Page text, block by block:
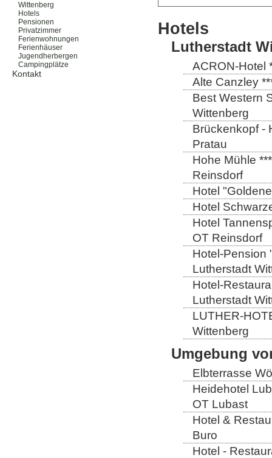
Wittenberg
Hotels
Pensionen
Privatzimmer
Ferienwohnungen
Ferienhäuser
Jugendherbergen
Campingplätze
Kontakt
Hotels
Lutherstadt
ACRON-Hotel
Alte Canzley
Best Western
Wittenberg
Brückenkopf -
Pratau
Hohe Mühle
Reinsdorf
Hotel
Hotel
Hotel
OT Reinsdorf
Hotel-Pension
Lutherstadt
Hotel-
Lutherstadt
LUTHER-
Wittenberg
Umgebung
Elbterrasse
Heidehotel
OT Lubast
Hotel &
Buro
Hotel -